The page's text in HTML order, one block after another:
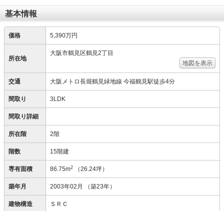
基本情報
価格 5,390万円
所在地
大阪市鶴見区鶴見2丁目
地図を表示
交通 大阪メトロ長堀鶴見緑地線 今福鶴見駅徒歩4分
間取り 3LDK
間取り詳細
所在階 2階
階数 15階建
専有面積 86.75m2 （26.24坪）
築年月 2003年02月 （築23年）
建物構造 ＳＲＣ